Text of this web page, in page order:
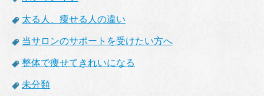
太る人、痩せる人の違い
当サロンのサポートを受けたい方へ
整体で痩せてきれいになる
未分類